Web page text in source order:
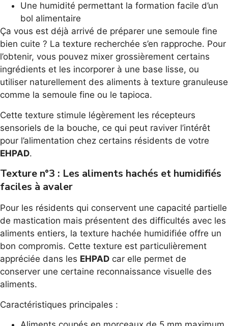
Une humidité permettant la formation facile d’un
bol alimentaire
Ça vous est déjà arrivé de préparer une semoule fine
bien cuite ? La texture recherchée s’en rapproche. Pour
l’obtenir, vous pouvez mixer grossièrement certains
ingrédients et les incorporer à une base lisse, ou
utiliser naturellement des aliments à texture granuleuse
comme la semoule fine ou le tapioca.
Cette texture stimule légèrement les récepteurs
sensoriels de la bouche, ce qui peut raviver l’intérêt
pour l’alimentation chez certains résidents de votre
EHPAD.
Texture n°3 : Les aliments hachés et humidifiés
faciles à avaler
Pour les résidents qui conservent une capacité partielle
de mastication mais présentent des difficultés avec les
aliments entiers, la texture hachée humidifiée offre un
bon compromis. Cette texture est particulièrement
appréciée dans les EHPAD car elle permet de
conserver une certaine reconnaissance visuelle des
aliments.
Caractéristiques principales :